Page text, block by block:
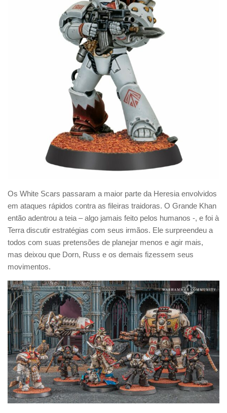
Os White Scars passaram a maior parte da Heresia envolvidos
em ataques rápidos contra as fileiras traidoras. O Grande Khan
então adentrou a teia – algo jamais feito pelos humanos -, e foi à
Terra discutir estratégias com seus irmãos. Ele surpreendeu a
todos com suas pretensões de planejar menos e agir mais,
mas deixou que Dorn, Russ e os demais fizessem seus
movimentos.